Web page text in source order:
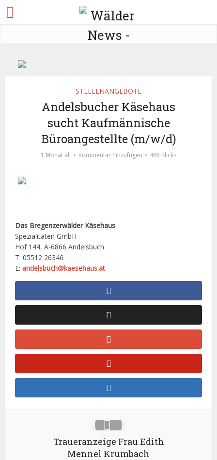
STELLENANGEBOTE
Andelsbucher Käsehaus
sucht Kaufmännische
Büroangestellte (m/w/d)
1 Monat alt Kommentar hinzufügen 485 Klicks
Das Bregenzerwälder Käsehaus
Spezialitäten GmbH
Hof 144, A-6866 Andelsbuch
T: 05512 26346
E:andelsbuch@kaesehaus.at
Traueranzeige Frau Edith
Mennel Krumbach